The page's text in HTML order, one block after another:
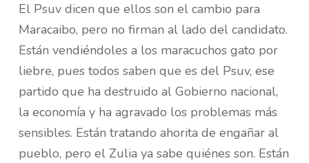
El Psuv dicen que ellos son el cambio para
Maracaibo, pero no firman al lado del candidato.
Están vendiéndoles a los maracuchos gato por
liebre, pues todos saben que es del Psuv, ese
partido que ha destruido al Gobierno nacional,
la economía y ha agravado los problemas más
sensibles. Están tratando ahorita de engañar al
pueblo, pero el Zulia ya sabe quiénes son. Están